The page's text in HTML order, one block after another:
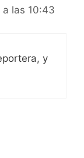
a las 10:43
y